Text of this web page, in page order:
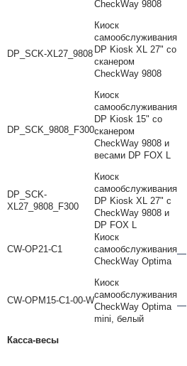
CheckWay 9808
DP_SCK-XL27_9808
Киоск
самообслуживания
DP Kiosk XL 27" со
сканером
CheckWay 9808
DP_SCK_9808_F300
Киоск
самообслуживания
DP Kiosk 15" со
сканером
CheckWay 9808 и
весами DP FOX L
DP_SCK-
XL27_9808_F300
Киоск
самообслуживания
DP Kiosk XL 27" с
CheckWay 9808 и
DP FOX L
CW-OP21-C1
Киоск
самообслуживания
CheckWay Optima
—
CW-OPM15-C1-00-W
Киоск
самообслуживания
CheckWay Optima
mini, белый
—
Касса-весы